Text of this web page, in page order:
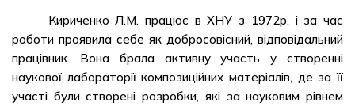
Кириченко Л.М. працює в ХНУ з 1972р. і за час
роботи проявила себе як добросовісний, відповідальний
працівник. Вона брала активну участь у створенні
наукової лабораторії композиційних матеріалів, де за її
участі були створені розробки, які за науковим рівнем